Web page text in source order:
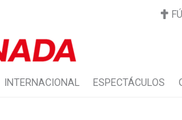
INTERNACIONAL ESPECTÁCULOS